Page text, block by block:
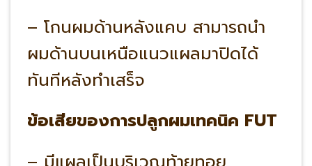
– โกนผมด้านหลังแคบ สามารถนำ
ผมด้านบนเหนือแนวแผลมาปิดได้
ทันทีหลังทำเสร็จ
ข้อเสียของการปลูกผมเทคนิค FUT